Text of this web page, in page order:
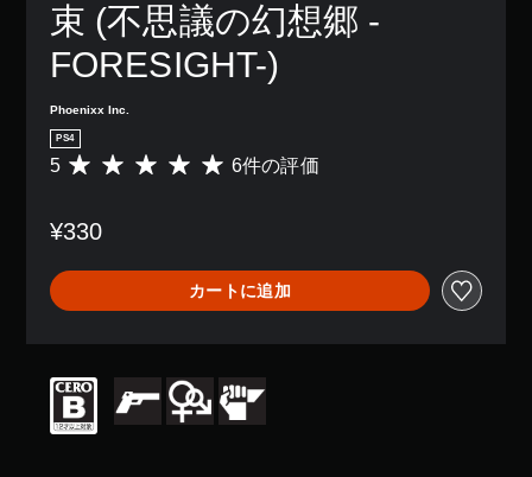
束 (不思議の幻想郷 -
FORESIGHT-)
Phoenixx Inc.
PS4
評
は
、
平
均
は
段
5 6件の評価
¥330
カートに追加